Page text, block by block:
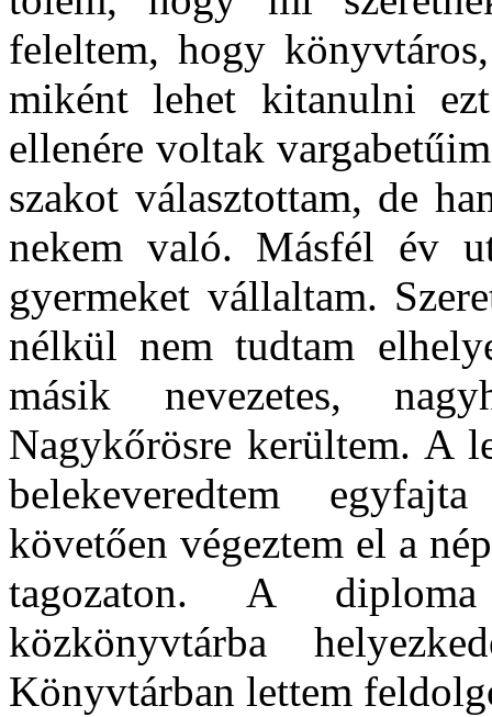
feleltem, hogy
miként lehet kitanulni
ellenére voltak
szakot választottam, de
nekem való. Másfél év
gyermeket vállaltam.
nélkül nem tudtam
másik nevezetes,
Nagykőrösre kerültem. A
belekeveredtem
követően végeztem el a
tagozaton. A
közkönyvtárba
Könyvtárban lettem